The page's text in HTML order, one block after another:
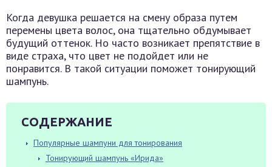
Когда девушка решается на смену образа путем
перемены цвета волос, она тщательно обдумывает
будущий оттенок. Но часто возникает препятствие в
виде страха, что цвет не подойдет или не
понравится. В такой ситуации поможет тонирующий
шампунь.
СОДЕРЖАНИЕ
Популярные шампуни для тонирования
Тонирующий шампунь «Ирида»